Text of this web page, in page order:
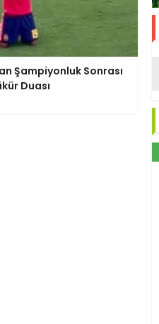
Şampiyonluk Sonrası
Duası